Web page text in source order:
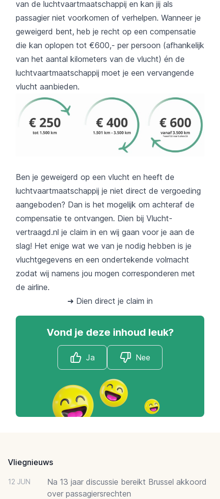
van de luchtvaartmaatschappij en kan jij als
passagier niet voorkomen of verhelpen. Wanneer je
geweigerd bent, heb je recht op een compensatie
die kan oplopen tot €600,- per persoon (afhankelijk
van het aantal kilometers van de vlucht) én de
luchtvaartmaatschappij moet je een vervangende
vlucht aanbieden.
Ben je geweigerd op een vlucht en heeft de
luchtvaartmaatschappij je niet direct de vergoeding
aangeboden? Dan is het mogelijk om achteraf de
compensatie te ontvangen. Dien bij Vlucht-
vertraagd.nl je claim in en wij gaan voor je aan de
slag! Het enige wat we van je nodig hebben is je
vluchtgegevens en een ondertekende volmacht
zodat wij namens jou mogen corresponderen met
de airline.
➜ Dien direct je claim in
Vond je deze inhoud leuk?
Ja Nee
Vliegnieuws
12 JUN
Na 13 jaar discussie bereikt Brussel akkoord
over passagiersrechten